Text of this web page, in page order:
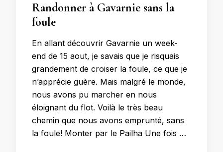
Randonner à Gavarnie sans la
foule
En allant découvrir Gavarnie un week-
end de 15 aout, je savais que je risquais
grandement de croiser la foule, ce que je
n’apprécie guère. Mais malgré le monde,
nous avons pu marcher en nous
éloignant du flot. Voilà le très beau
chemin que nous avons emprunté, sans
la foule! Monter par le Pailha Une fois …